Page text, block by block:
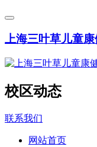
上海三叶草儿童
校区动态
联系我们
网站首页